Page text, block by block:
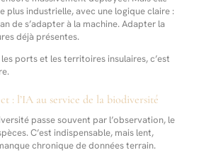
plus industrielle, avec une logique claire :
de s’adapter à la machine. Adapter la
déjà présentes.
ports et les territoires insulaires, c’est
: l’IA au service de la biodiversité
passe souvent par l’observation, le
C’est indispensable, mais lent,
chronique de données terrain.